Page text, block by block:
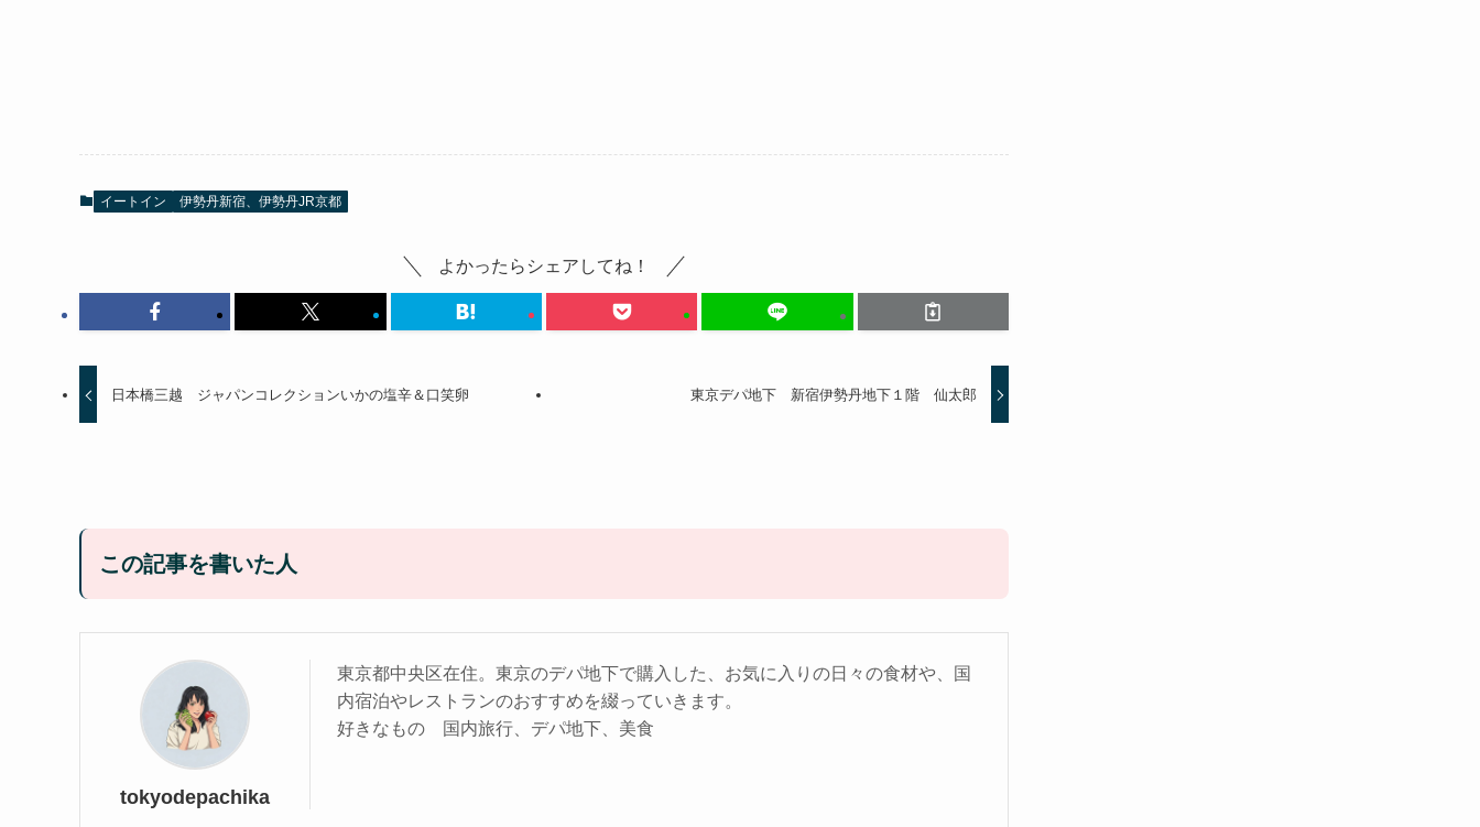
イートイン 伊勢丹新宿、伊勢丹JR京都
よかったらシェアしてね！
日本橋三越 ジャパンコレクションいかの塩辛＆口笑卵 東京デパ地下 新宿伊勢丹地下１階 仙太郎
この記事を書いた人
tokyodepachika
東京都中央区在住。東京のデパ地下で購入した、お気に入りの日々の食材や、国
内宿泊やレストランのおすすめを綴っていきます。
好きなもの 国内旅行、デパ地下、美食